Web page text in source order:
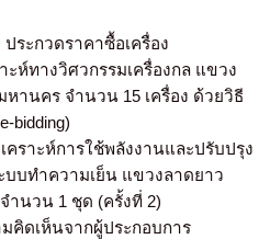
ระกวดราคาซื้อเครื่อง
ะห์ทางวิศวกรรมเครื่องกล แขวง
หานคร จำนวน 15 เครื่อง ด้วยวิธี
bidding)
ราะห์การใช้พลังงานและปรับปรุง
บทำความเย็น แขวงลาดยาว
ำนวน 1 ชุด (ครั้งที่ 2)
คิดเห็นจากผู้ประกอบการ